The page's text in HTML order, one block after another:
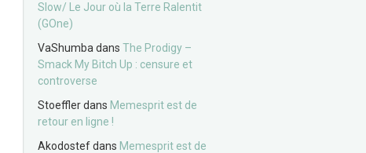
Slow/ Le Jour où la Terre Ralentit
(GOne)
VaShumba dansThe Prodigy –
Smack My Bitch Up : censure et
controverse
Stoefflerdans Memesprit est de
retour en ligne !
Akodostefdans Memesprit est de